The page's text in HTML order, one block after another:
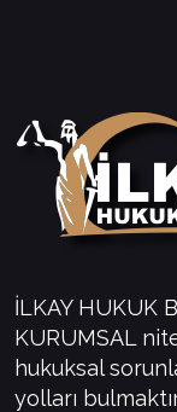
İLKAY HUKUK
KURUMSAL
hukuksal
yolları